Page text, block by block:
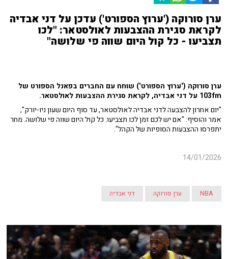
ערן סורוקה ('ערוץ הספורט') עדכן על דני אבדיה
לקראת סגירת ההצבעות לאולסטאר: "לכו
תצביעו - כל קול היום שווה פי שלושה"
ערן סורוקה ('ערוץ הספורט') שוחח עם החברים בפאנל הספורט של
103fm על דני אבדיה, לקראת סגירת ההצבעות לאולסטאר.
"יום אחרון להצבעה לדני אבדיה לאולסטאר, עד סוף היום שעון ניו-יורק",
אמר והוסיף: "אם יש לכם זמן לכו תצביעו. כל קול היום שווה פי שלושה. מחר
יתפרסו ההצבעות הסופיות של הקהל".
14/01/2026
NBA ערן סורוקה דני אבדיה